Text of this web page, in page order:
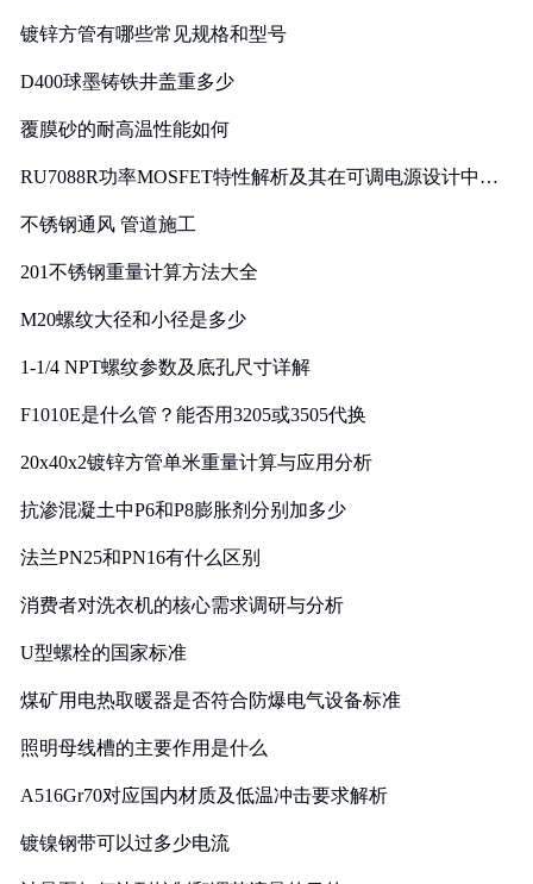
镀锌方管有哪些常见规格和型号
D400球墨铸铁井盖重多少
覆膜砂的耐高温性能如何
RU7088R功率MOSFET特性解析及其在可调电源设计中的
不锈钢通风 管道施工
201不锈钢重量计算方法大全
M20螺纹大径和小径是多少
1-1/4 NPT螺纹参数及底孔尺寸详解
F1010E是什么管？能否用3205或3505代换
20x40x2镀锌方管单米重量计算与应用分析
抗渗混凝土中P6和P8膨胀剂分别加多少
法兰PN25和PN16有什么区别
消费者对洗衣机的核心需求调研与分析
U型螺栓的国家标准
煤矿用电热取暖器是否符合防爆电气设备标准
照明母线槽的主要作用是什么
A516Gr70对应国内材质及低温冲击要求解析
镀镍钢带可以过多少电流